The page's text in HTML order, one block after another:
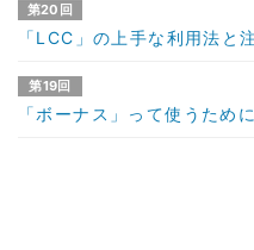
第20回
「LCC」の上手な利用法と
第19回
「ボーナス」って使うため